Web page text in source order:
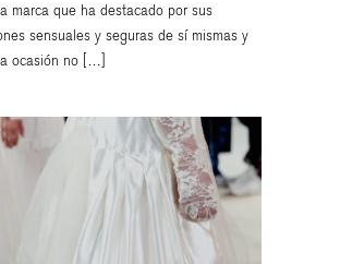
ESTILO DE VIDA
marca que ha destacado por sus
sensuales y seguras de sí mismas y
ocasión no […]